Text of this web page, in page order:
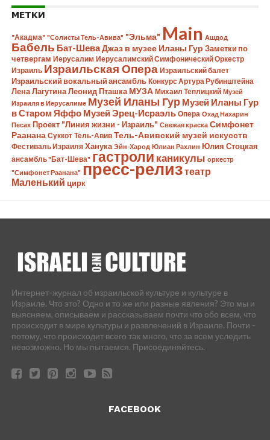
МЕТКИ
"Акадма" "Солисты Тель-Авива" "Эльма" Main Ашдод
Бабель Бат-ШеваДжаз в музее Иланы Гур Заметки по
четвергам Иерусалим Иерусалимский Симфонический Оркестр
Израиль Израильская Опера Израильский балет
Израильский вокальный ансамбль Конкурс Артура Рубинштейна
Лена Лагутина Леонид Пташка МУЗА Михаил Теплицкий Музей
Израиля в Иерусалиме Музей Иланы Гур Музей Иланы Гур
в Старом Яффо Музей Эрец-Исраэль Опера Охад Нахарин
Песах Проект "Линия жизни - Израиль" Свежая краска Симфонет
Раанана Суккот Тель-Авив Тель-Авивский музей искусств
Фестиваль Израиля Ханука Эйн-Харод Юлиан Рахлин Юлия Стоцкая
ансамбль "Бат-Шева" гастроли каникулы оркестр
"Симфонет Раанана" пресс-релизтеатр
Маленький цирк
Интернет-журнал об израильской культуре и культуре в
Израиле. Что это? Одно и то же или разные явления? Это мы и
выясняем, описываем и рассказываем почти что обо всем, что
происходит в мире культуры и развлечений в Израиле. Почти -
потому, что происходит всего так много, что за всем уследить
невозможно. Но мы пытаемся. Присоединяйтесь.
FACEBOOK